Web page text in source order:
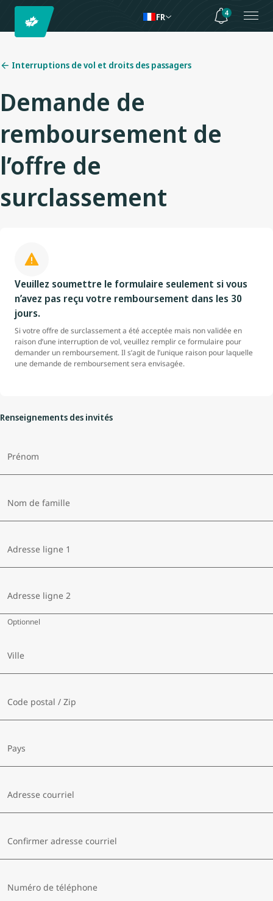
FR 4
Interruptions de vol et droits des passagers
Demande de
remboursement de
l’offre de
surclassement
Veuillez soumettre le formulaire seulement si vous
n’avez pas reçu votre remboursement dans les 30
jours.
Si votre offre de surclassement a été acceptée mais non validée en
raison d’une interruption de vol, veuillez remplir ce formulaire pour
demander un remboursement. Il s’agit de l’unique raison pour laquelle
une demande de remboursement sera envisagée.
Renseignements des invités
Prénom
Nom de famille
Adresse ligne 1
Adresse ligne 2
Optionnel
Ville
Code postal / Zip
Pays
Adresse courriel
Confirmer adresse courriel
Numéro de téléphone